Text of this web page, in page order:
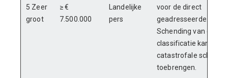
5 Zeer
groot
≥ €
7.500.000
Landelijke
pers
voor de direct
geadresseerde.
Schending van deze
classificatie kan
catastrofale schade
toebrengen.